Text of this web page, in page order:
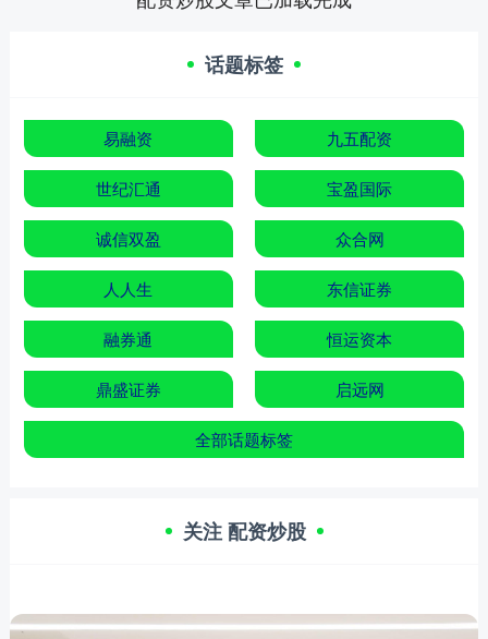
话题标签
易融资 九五配资
世纪汇通 宝盈国际
诚信双盈 众合网
人人生 东信证券
融券通 恒运资本
鼎盛证券 启远网
全部话题标签
关注 配资炒股